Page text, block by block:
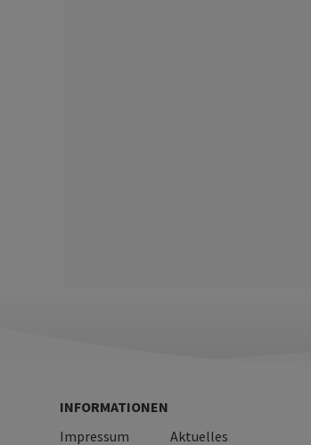
INFORMATIONEN
Impressum
Aktuelles